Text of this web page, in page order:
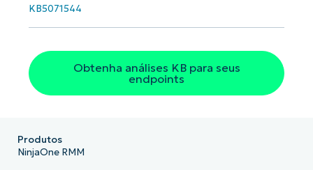
KB5071544
Obtenha análises KB para seus
endpoints
Produtos
NinjaOne RMM